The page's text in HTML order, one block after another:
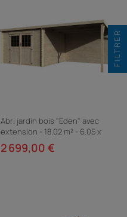
Abri jardin bois "Eden" avec
extension - 18.02 m² - 6.05 x
2.98 x 2.09 m - 28 mm
2 699,00 €
FILTRER